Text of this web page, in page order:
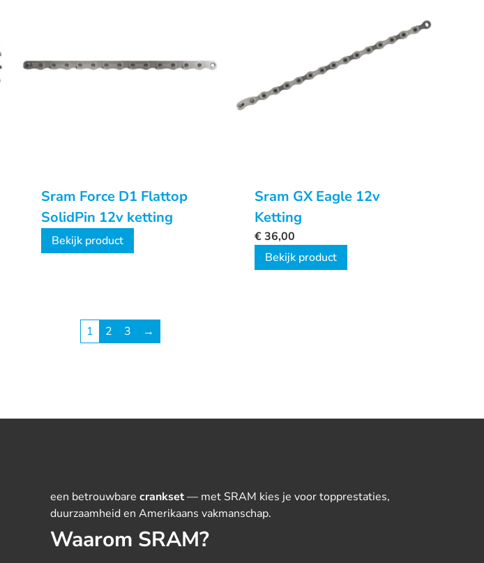
Sram Force D1 Flattop
SolidPin 12v ketting
Bekijk product
Sram GX Eagle 12v
Ketting
€36,00
Bekijk product
1 2 3 →
een betrouwbare crankset— met SRAM kies je voor topprestaties,
duurzaamheid en Amerikaans vakmanschap.
Waarom SRAM?